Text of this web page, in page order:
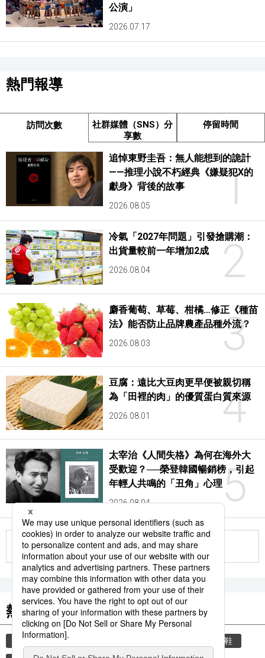
公演」
2026.07.17
熱門報導
訪問次數
社群媒體（SNS）分
享數
停留時間
1
追悼東野圭吾：無人能想到的詭計
——推理小說不朽經典《嫌疑犯X的
獻身》背後的故事
2026.08.05
2
冷氣「2027年問題」引發搶購潮：
出貨量較前一年增加2成
2026.08.04
3
麝香葡萄、草莓、柑橘…修正《種苗
法》能否防止品牌農產品種外流？
2026.08.03
4
豆腐：遠比大豆肉更早便被親切稱
為「田裡的肉」的優質蛋白質來源
2026.08.01
5
太宰治《人間失格》為何在海外大
受歡迎？──榮登韓國暢銷榜，引起
年輕人共鳴的「丑角」心理
2026.08.04
更多
熱門關鍵詞
教育 禮儀 脫鞋